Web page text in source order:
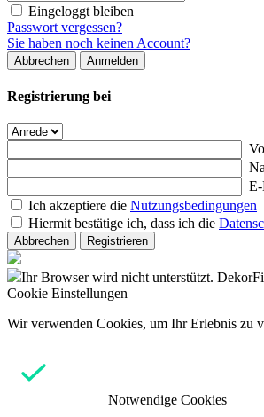
Eingeloggt bleiben
Passwort vergessen?
Sie haben noch keinen Account?
Abbrechen Anmelden
Registrierung bei
Ich akzeptiere die Nutzungsbedingungen
Hiermit bestätige ich, dass ich die
Abbrechen Registrieren
Ihr Browser wird nicht unterstützt.
Cookie Einstellungen
Wir verwenden Cookies, um Ihr Erlebnis zu
Notwendige Cookies